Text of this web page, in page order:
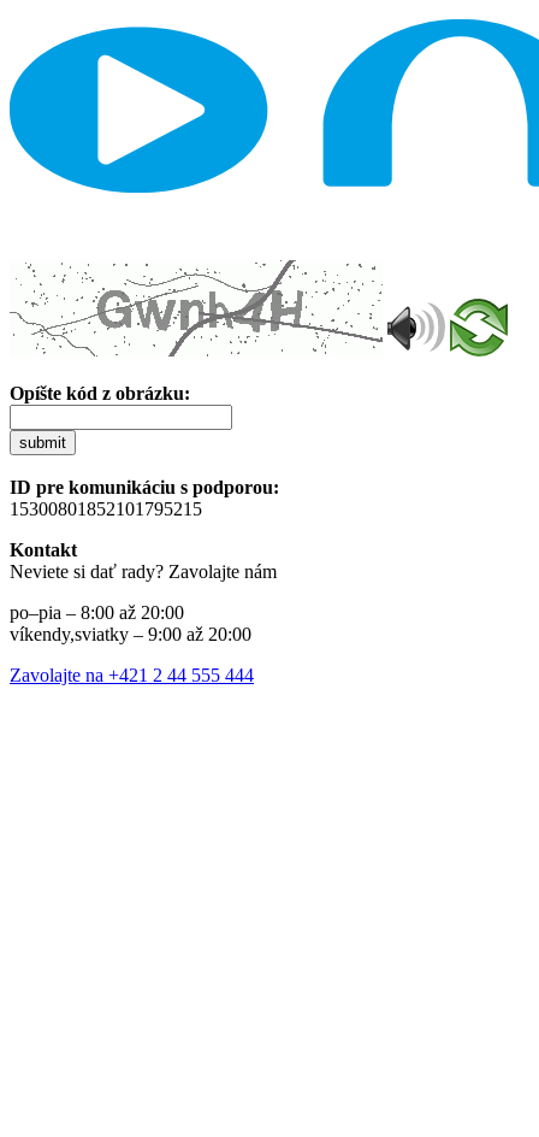
Opíšte kód z obrázku:
submit
ID pre komunikáciu s podporou:
15300801852101795215
Kontakt
Neviete si dať rady? Zavolajte nám
po–pia – 8:00 až 20:00
víkendy,sviatky – 9:00 až 20:00
Zavolajte na +421 2 44 555 444